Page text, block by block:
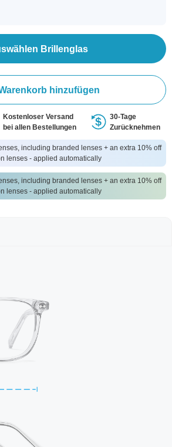
Brillenglas
hinzufügen
Kostenloser Versand
bei allen Bestellungen
30-Tage
Zurücknehmen
including branded lenses + an extra 10% off
lenses - applied automatically
including branded lenses + an extra 10% off
lenses - applied automatically